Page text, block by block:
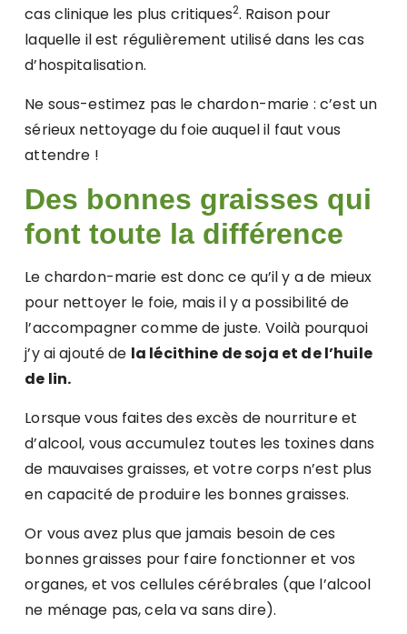
cas clinique les plus critiques2. Raison pour
laquelle il est régulièrement utilisé dans les cas
d’hospitalisation.
Ne sous-estimez pas le chardon-marie : c’est un
sérieux nettoyage du foie auquel il faut vous
attendre !
Des bonnes graisses qui
font toute la différence
Le chardon-marie est donc ce qu’il y a de mieux
pour nettoyer le foie, mais il y a possibilité de
l’accompagner comme de juste. Voilà pourquoi
j’y ai ajouté de la lécithine de soja et de l’huile
de lin.
Lorsque vous faites des excès de nourriture et
d’alcool, vous accumulez toutes les toxines dans
de mauvaises graisses, et votre corps n’est plus
en capacité de produire les bonnes graisses.
Or vous avez plus que jamais besoin de ces
bonnes graisses pour faire fonctionner et vos
organes, et vos cellules cérébrales (que l’alcool
ne ménage pas, cela va sans dire).